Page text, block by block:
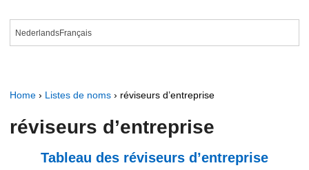
NederlandsFrançais
Home › Listes de noms › réviseurs d’entreprise
réviseurs d’entreprise
Tableau des réviseurs d’entreprise